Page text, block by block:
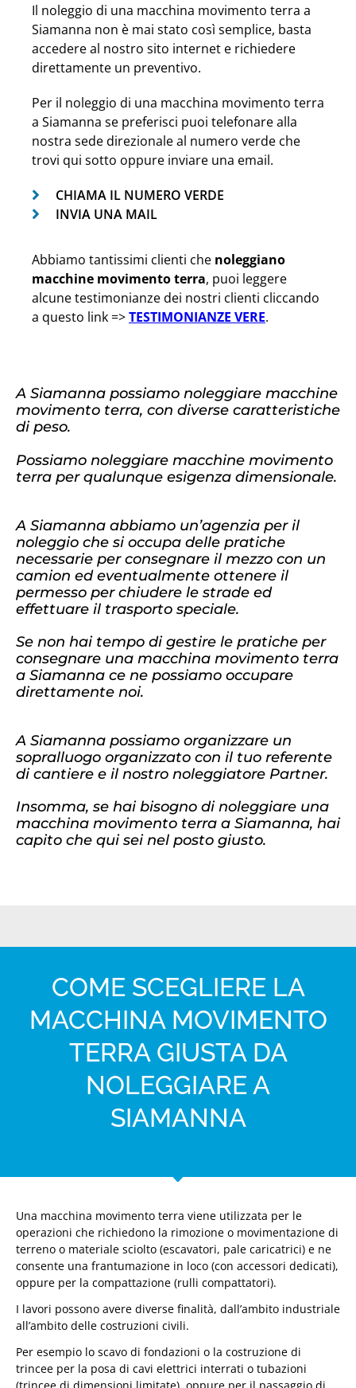
Il noleggio di una macchina movimento terra a
Siamanna non è mai stato così semplice, basta
accedere al nostro sito internet e richiedere
direttamente un preventivo.
Per il noleggio di una macchina movimento terra
a Siamanna se preferisci puoi telefonare alla
nostra sede direzionale al numero verde che
trovi qui sotto oppure inviare una email.
CHIAMA IL NUMERO VERDE
INVIA UNA MAIL
Abbiamo tantissimi clienti che noleggiano
macchine movimento terra, puoi leggere
alcune testimonianze dei nostri clienti cliccando
a questo link =>TESTIMONIANZE VERE.
A Siamanna possiamo noleggiare macchine
movimento terra, con diverse caratteristiche
di peso.
Possiamo noleggiare macchine movimento
terra per qualunque esigenza dimensionale.
A Siamanna abbiamo un’agenzia per il
noleggio che si occupa delle pratiche
necessarie per consegnare il mezzo con un
camion ed eventualmente ottenere il
permesso per chiudere le strade ed
effettuare il trasporto speciale.
Se non hai tempo di gestire le pratiche per
consegnare una macchina movimento terra
a Siamanna ce ne possiamo occupare
direttamente noi.
A Siamanna possiamo organizzare un
sopralluogo organizzato con il tuo referente
di cantiere e il nostro noleggiatore Partner.
Insomma, se hai bisogno di noleggiare una
macchina movimento terra a Siamanna, hai
capito che qui sei nel posto giusto.
COME SCEGLIERE LA
MACCHINA MOVIMENTO
TERRA GIUSTA DA
NOLEGGIARE A
SIAMANNA
Una macchina movimento terra viene utilizzata per le
operazioni che richiedono la rimozione o movimentazione di
terreno o materiale sciolto (escavatori, pale caricatrici) e ne
consente una frantumazione in loco (con accessori dedicati),
oppure per la compattazione (rulli compattatori).
I lavori possono avere diverse finalità, dall’ambito industriale
all’ambito delle costruzioni civili.
Per esempio lo scavo di fondazioni o la costruzione di
trincee per la posa di cavi elettrici interrati o tubazioni
(trincee di dimensioni limitate), oppure per il passaggio di